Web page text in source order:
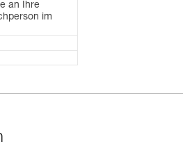
an Ihre
im